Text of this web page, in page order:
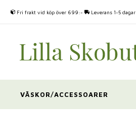
Fri frakt vid köp över 699:- Leverans 1-5 dagar
VÄSKOR/ACCESSOARER